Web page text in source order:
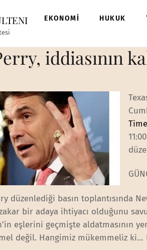
EKONOMİ HUKUK
iddiasının
düzenlediği basın toplantısında
bir adaya ihtiyacı olduğunu
eşlerini geçmişte aldatmasının
değil. Hangimiz mükemmeliz ki…